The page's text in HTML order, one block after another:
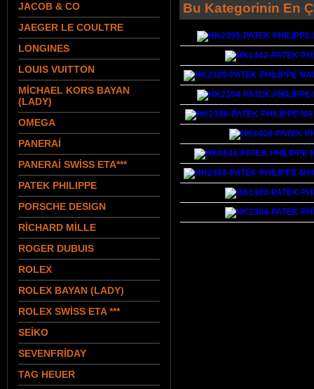
JACOB & CO
JAEGER LE COULTRE
LONGINES
LOUIS VUITTON
MİCHAEL KORS BAYAN
(LADY)
OMEGA
PANERAİ
PANERAİ SWİSS ETA***
PATEK PHILIPPE
PORSCHE DESIGN
RİCHARD MİLLE
ROGER DUBUIS
ROLEX
ROLEX BAYAN (LADY)
ROLEX SWİSS ETA ***
SEİKO
SEVENFRİDAY
TAG HEUER
Bu Kategorinin En